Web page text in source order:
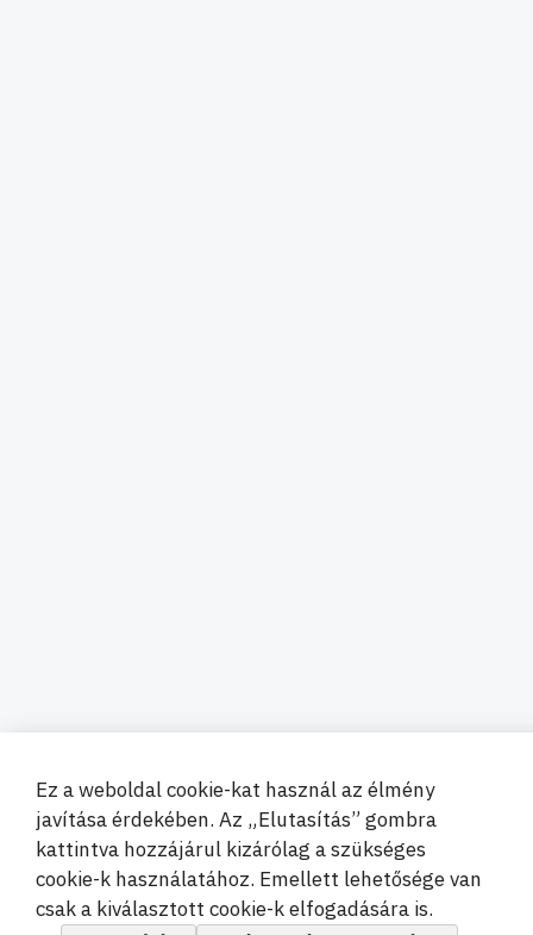
Ez a weboldal cookie-kat használ az élmény
javítása érdekében. Az „Elutasítás” gombra
kattintva hozzájárul kizárólag a szükséges
cookie-k használatához. Emellett lehetősége van
csak a kiválasztott cookie-k elfogadására is.